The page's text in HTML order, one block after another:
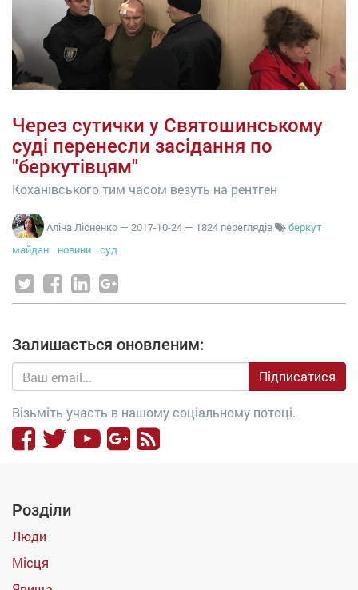
Через сутички у Святошинському
суді перенесли засідання по
"беркутівцям"
Коханівського тим часом везуть на рентген
Аліна Лісненко — 2017-10-24 — 1824 переглядів
беркут
майдан
новини суд
Залишається оновленим:
Підписатися
Візьміть участь в нашому соціальному потоці.
Розділи
Люди
Місця